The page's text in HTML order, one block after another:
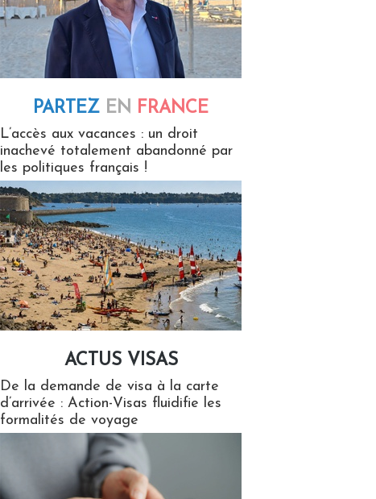
PARTEZ EN FRANCE
L’accès aux vacances : un droit
inachevé totalement abandonné par
les politiques français !
ACTUS VISAS
De la demande de visa à la carte
d’arrivée : Action-Visas fluidifie les
formalités de voyage